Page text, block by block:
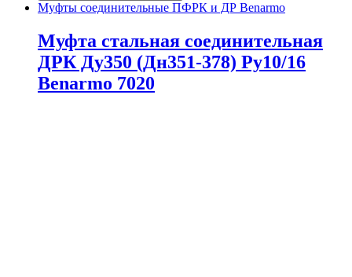
Муфты соединительные ПФРК и ДР Benarmo
Муфта стальная соединительная
ДРК Ду350 (Дн351-378) Ру10/16
Benarmo 7020